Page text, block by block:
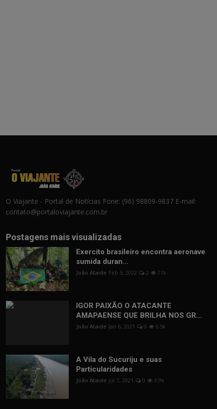
O Viajante - Portal de Notícias Fone: (96) 98809-9837 E-mail:
contato@portaloviajante.com.br
Postagens mais visualizadas
Exercito brasileiro encontra aeronave
sumida duran...
João Ataide Feb 5, 2022 2 11k
IGOR PAIXÃO O ATACANTE
AMAPAENSE QUE BRILHA NOS GR...
João Ataide Jan 6, 2021 0 6.5k
A Vila do Sucuriju e suas
Particularidades
João Ataide Jul 7, 2021 0 3.9k